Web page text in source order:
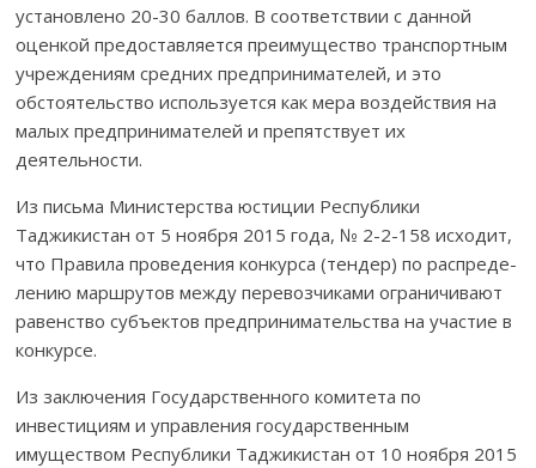
установлено 20-30 баллов. В соответствии с данной
оценкой предостав­ляет­ся преимущество транспорт­ным
учреждениям средних предпринима­телей, и это
обстоятельство используется как мера воздействия на
малых предпринимателей и препятствует их
деятельности.
Из письма Министерства юстиции Республики
Таджикистан от 5 ноября 2015 года, № 2-2-158 исходит,
что Правила проведения конкурса (тендер) по рас­пре­де­
лению марш­рутов между перевозчиками ограничи­вают
равенство субъектов предпринимательства на участие в
конкурсе.
Из заключения Государственного комитета по
инвестициям и управления государственным
имуществом Республики Таджикистан от 10 ноября 2015